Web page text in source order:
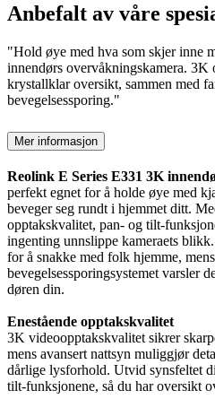
Anbefalt av våre
"Hold øye med hva som skjer inne
innendørs overvåkningskamera. 3K
krystallklar oversikt, sammen med
bevegelsessporing."
Mer informasjon
Reolink E Series E331 3K
perfekt egnet for å holde øye med
beveger seg rundt i hjemmet ditt.
opptakskvalitet, pan- og tilt-
ingenting unnslippe kameraets
for å snakke med folk hjemme,
bevegelsessporingsystemet varsler
døren din.
Enestående opptakskvalitet
3K videoopptakskvalitet sikrer
mens avansert nattsyn muliggjør
dårlige lysforhold. Utvid synsfeltet
tilt-funksjonene, så du har oversikt